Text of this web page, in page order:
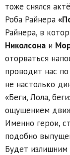
тоже снялся
Роба Райнера
Райнера, в
Николсона и
оторваться
проводит нас
не настолько
«Беги, Лола,
ощущением
Именно герои,
подобно
Будет излишним